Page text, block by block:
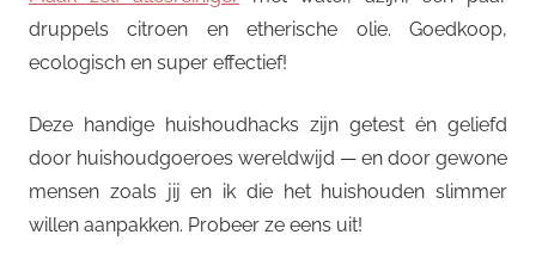
druppels citroen en etherische olie. Goedkoop,
ecologisch en super effectief!
Deze handige huishoudhacks zijn getest én geliefd
door huishoudgoeroes wereldwijd — en door gewone
mensen zoals jij en ik die het huishouden slimmer
willen aanpakken. Probeer ze eens uit!